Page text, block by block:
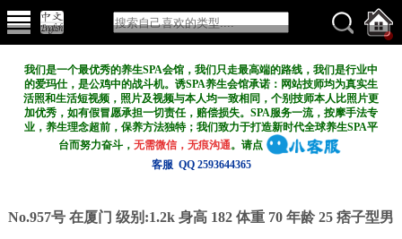
我们是一个最优秀的养生SPA会馆，我们只走最高端的路线，我们是行业中
的爱玛仕，是公鸡中的战斗机。诱SPA养生会馆承诺：网站技师均为真实生
活照和生活短视频，照片及视频与本人均一致相同，个别技师本人比照片更
加优秀，如有假冒愿承担一切责任，赔偿损失。SPA服务一流，按摩手法专
业，养生理念超前，保养方法独特；我们致力于打造新时代全球养生SPA平
台而努力奋斗，无需微信，无痕沟通。请点
客服 QQ 2593644365
No.957号 在厦门 级别:1.2k 身高 182 体重 70 年龄 25 痞子型男